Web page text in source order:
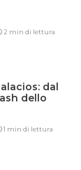
2 min di lettura
dal
dello
1 min di lettura